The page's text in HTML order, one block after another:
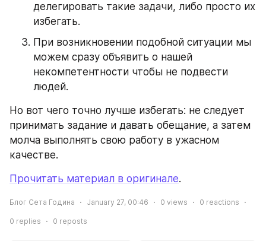
делегировать такие задачи, либо просто их
избегать.
При возникновении подобной ситуации мы
можем сразу объявить о нашей
некомпетентности чтобы не подвести
людей.
Но вот чего точно лучше избегать: не следует
принимать задание и давать обещание, а затем
молча выполнять свою работу в ужасном
качестве.
Прочитать материал в оригинале.
Блог Сета Година January 27, 00:46 0 views 0 reactions
0 replies 0 reposts